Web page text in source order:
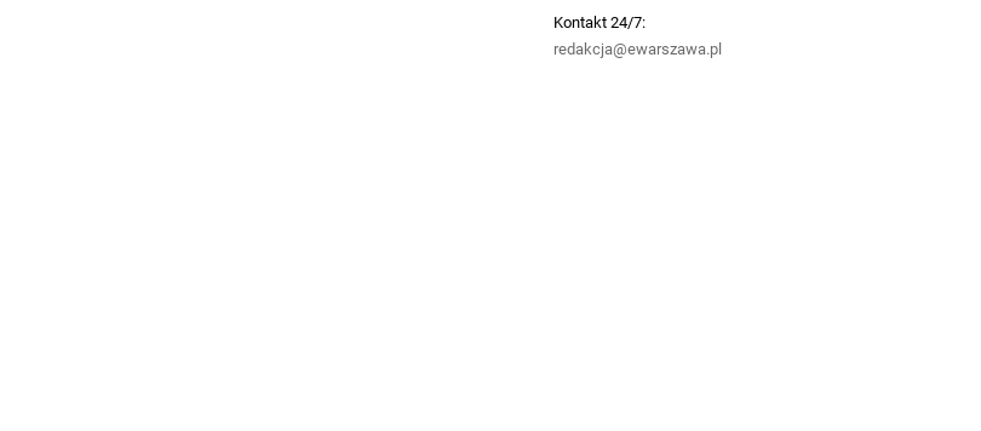
Kontakt 24/7:
redakcja@ewarszawa.pl